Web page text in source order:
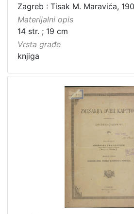
Zagreb : Tisak M. Maravića,
Materijalni opis
14 str. ; 19 cm
Vrsta građe
knjiga